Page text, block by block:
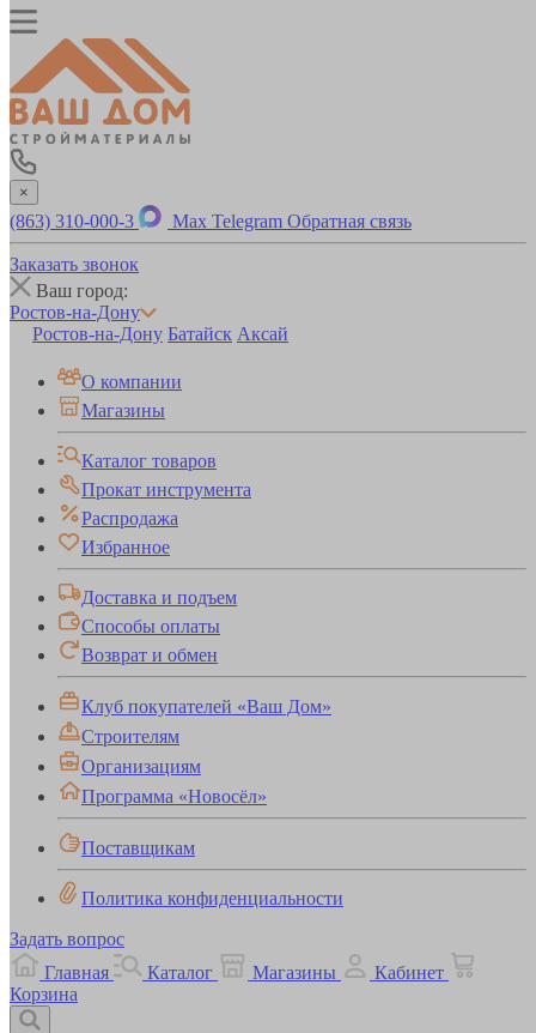
×
(863) 310-000-3 Max Telegram Обратная связь
Заказать звонок
Ваш город:
Ростов-на-Дону
Ростов-на-Дону Батайск Аксай
О компании
Магазины
Каталог товаров
Прокат инструмента
Распродажа
Избранное
Доставка и подъем
Способы оплаты
Возврат и обмен
Клуб покупателей «Ваш Дом»
Строителям
Организациям
Программа «Новосёл»
Поставщикам
Политика конфиденциальности
Задать вопрос
Главная
Каталог Магазины
Кабинет
Корзина